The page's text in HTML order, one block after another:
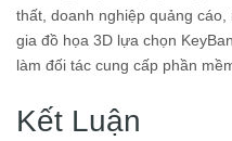
thất, doanh nghiệp quảng
gia đồ họa 3D lựa chọn
làm đối tác cung cấp phần
Kết Luận